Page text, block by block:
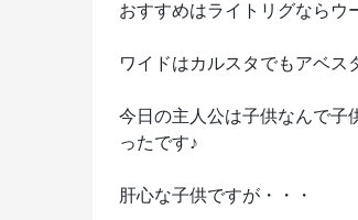
おすすめはライトリグならウ
ワイドはカルスタでもアベス
今日の主人公は子供なんで子
ったです♪
肝心な子供ですが・・・